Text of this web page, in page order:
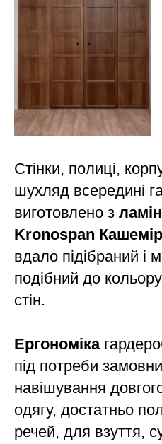
Стінки, полиці,
шухляд всередині
виготовлено з
Kronospan Кашемір
вдало підібраний і
подібний до
стін.
Ергономіка
під потреби
навішування
одягу, достатньо
речей, для взуття,